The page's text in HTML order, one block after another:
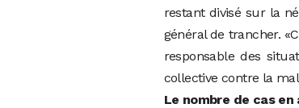
restant divisé sur la
général de trancher.
responsable des
collective contre la
Le nombre de cas